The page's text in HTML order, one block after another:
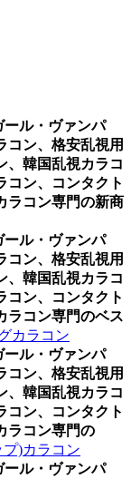
ル・ヴァンパ
コン、格安乱視用
、韓国乱視カラコ
コン、コンタクト
ラコン専門の新商
ル・ヴァンパ
コン、格安乱視用
、韓国乱視カラコ
コン、コンタクト
ラコン専門のベス
カラコン
ル・ヴァンパ
コン、格安乱視用
、韓国乱視カラコ
コン、コンタクト
ラコン専門の
)カラコン
ル・ヴァンパ